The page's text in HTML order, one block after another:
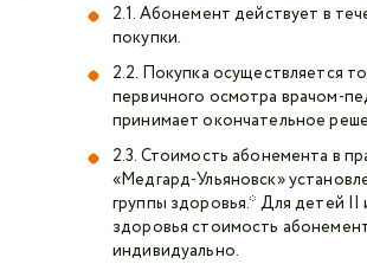
2.1. Абонемент действует в
покупки.
2.2. Покупка осуществляется
первичного осмотра врачом-
принимает окончательное
2.3. Стоимость абонемента в
«Медгард-Ульяновск»
группы здоровья.* Для детей II
здоровья стоимость
индивидуально.